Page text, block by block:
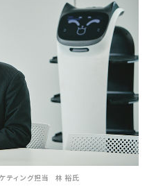
ティング担当 林 裕氏